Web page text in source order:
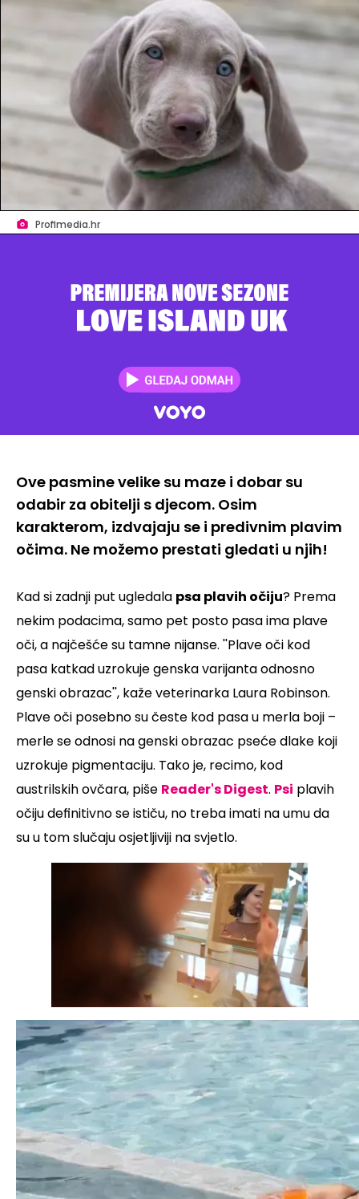
Profimedia.hr
Ove pasmine velike su maze i dobar su
odabir za obitelji s djecom. Osim
karakterom, izdvajaju se i predivnim plavim
očima. Ne možemo prestati gledati u njih!
Kad si zadnji put ugledala psa plavih očiju? Prema
nekim podacima, samo pet posto pasa ima plave
oči, a najčešće su tamne nijanse. ''Plave oči kod
pasa katkad uzrokuje genska varijanta odnosno
genski obrazac'', kaže veterinarka Laura Robinson.
Plave oči posebno su česte kod pasa u merla boji –
merle se odnosi na genski obrazac pseće dlake koji
uzrokuje pigmentaciju. Tako je, recimo, kod
austrilskih ovčara, piše Reader's Digest. Psi plavih
očiju definitivno se ističu, no treba imati na umu da
su u tom slučaju osjetljiviji na svjetlo.